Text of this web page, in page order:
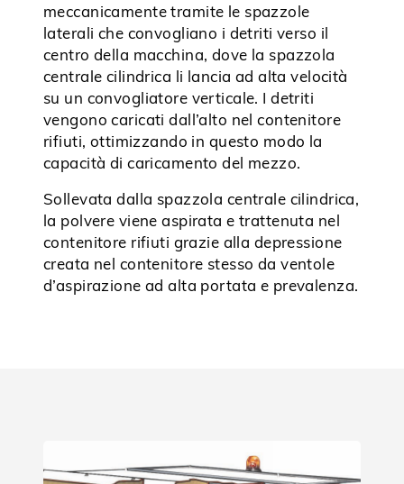
meccanicamente tramite le spazzole
laterali che convogliano i detriti verso il
centro della macchina, dove la spazzola
centrale cilindrica li lancia ad alta velocità
su un convogliatore verticale. I detriti
vengono caricati dall’alto nel contenitore
rifiuti, ottimizzando in questo modo la
capacità di caricamento del mezzo.
Sollevata dalla spazzola centrale cilindrica,
la polvere viene aspirata e trattenuta nel
contenitore rifiuti grazie alla depressione
creata nel contenitore stesso da ventole
d’aspirazionead alta portata e prevalenza.